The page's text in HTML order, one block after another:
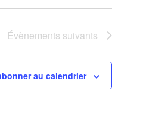
Évènements suivants
au calendrier